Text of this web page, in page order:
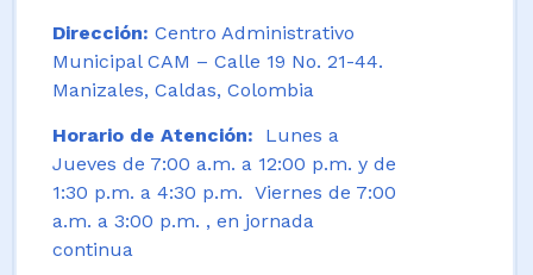
Dirección: Centro Administrativo
Municipal CAM – Calle 19 No. 21-44.
Manizales, Caldas, Colombia
Horario de Atención: Lunes a
Jueves de 7:00 a.m. a 12:00 p.m. y de
1:30 p.m. a 4:30 p.m. Viernes de 7:00
a.m. a 3:00 p.m. , en jornada
continua